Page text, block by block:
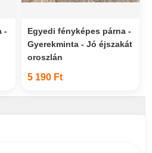
-
Egyedi fényképes párna -
Gyerekminta - Jó éjszakát
oroszlán
5 190 Ft